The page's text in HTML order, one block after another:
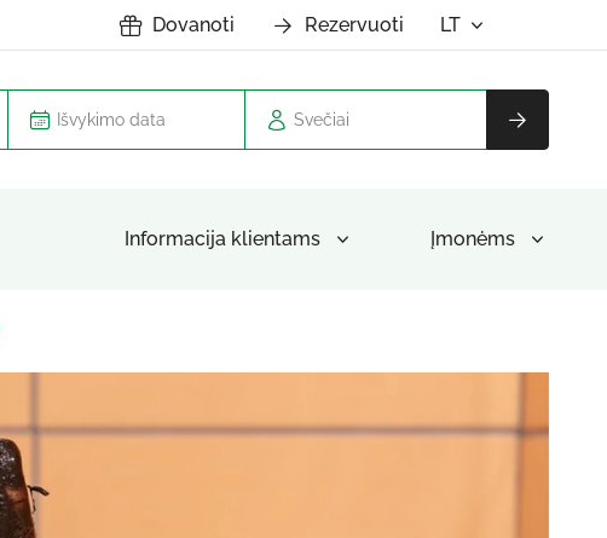
Dovanoti Rezervuoti LT
Svečiai
Informacija klientams Įmonėms